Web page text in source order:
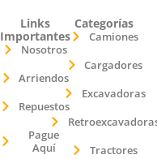
Links
Importantes
Nosotros
Arriendos
Repuestos
Pague
Aquí
Categorías
Camiones
Cargadores
Excavadoras
Tractores